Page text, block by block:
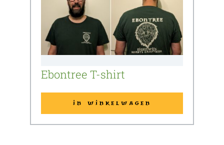
Ebontree T-shirt
IN WINKELWAGEN